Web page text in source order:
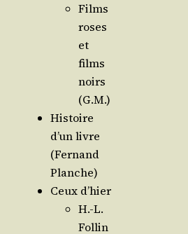
Films
roses
et
films
noirs
(G.M.)
His­toire
d’un livre
(Fer­nand
Planche)
Ceux d’hier
H.-L.
Fol­lin